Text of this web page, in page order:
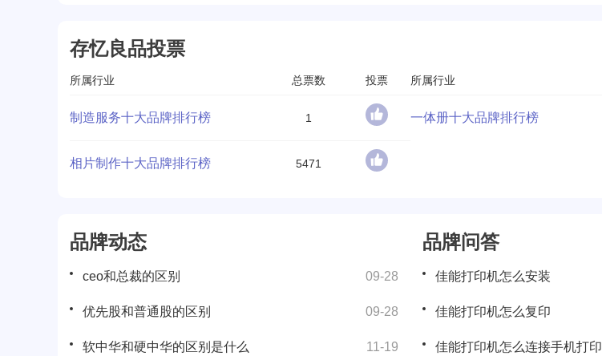
存忆良品投票
所属行业 总票数 投票 所属行业
制造服务十大品牌排行榜 1 一体册十大品牌排行榜
相片制作十大品牌排行榜 5471
品牌动态
ceo和总裁的区别 09-28
优先股和普通股的区别 09-28
软中华和硬中华的区别是什么 11-19
品牌问答
佳能打印机怎么安装
佳能打印机怎么复印
佳能打印机怎么连接手机打印